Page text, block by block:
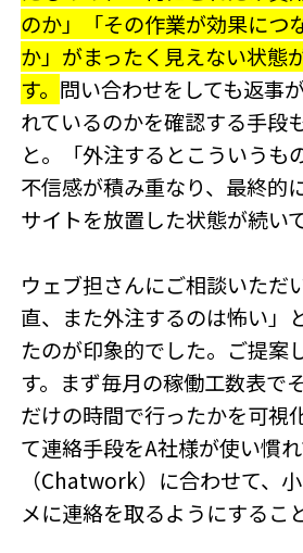
のか」「その作業が効果につ
か」がまったく見えない状態
す。 問い合わせをしても返事
れているのかを確認する手段
と。「外注するとこういうも
不信感が積み重なり、最終的
サイトを放置した状態が続い
ウェブ担さんにご相談いただ
直、また外注するのは怖い」
たのが印象的でした。ご提案
す。まず毎月の稼働工数表で
だけの時間で行ったかを可視
て連絡手段をA社様が使い慣
（Chatwork）に合わせて、
メに連絡を取るようにすること